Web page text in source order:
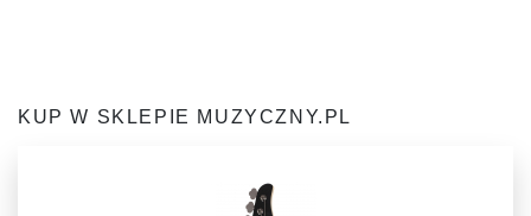
KUP W SKLEPIE MUZYCZNY.PL